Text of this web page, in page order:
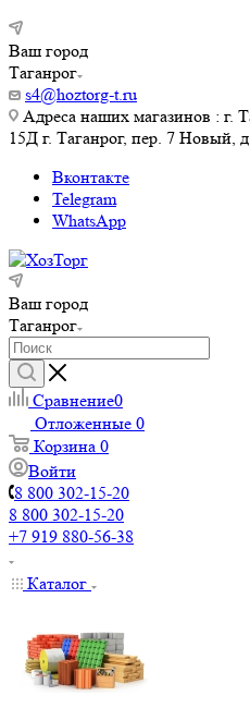
Ваш город
Таганрог
s4@hoztorg-t.ru
Адреса наших магазинов : г.
15Д г. Таганрог, пер. 7 Новый,
Вконтакте
Telegram
WhatsApp
Ваш город
Таганрог
Сравнение0
Отложенные 0
Корзина 0
Войти
8 800 302-15-20
8 800 302-15-20
+7 919 880-56-38
Каталог